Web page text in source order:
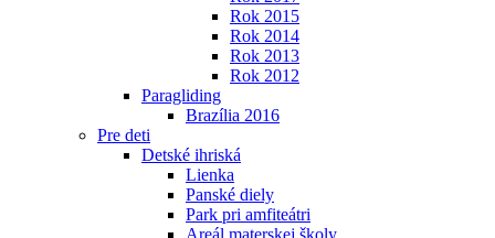
Rok 2015
Rok 2014
Rok 2013
Rok 2012
Paragliding
Brazília 2016
Pre deti
Detské ihriská
Lienka
Panské diely
Park pri amfiteátri
Areál materskej školy